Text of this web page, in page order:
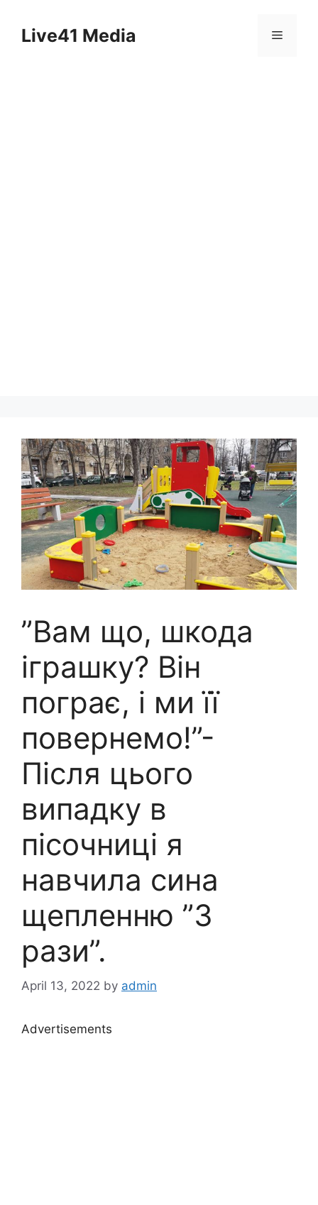
contentLive41 Media Menu
”Вам що, шкода
іграшку? Він
пограє, і ми її
повернемо!”-
Після цього
випадку в
пісочниці я
навчила сина
щепленню ”3
рази”.
April 13, 2022 by admin
Advertisements